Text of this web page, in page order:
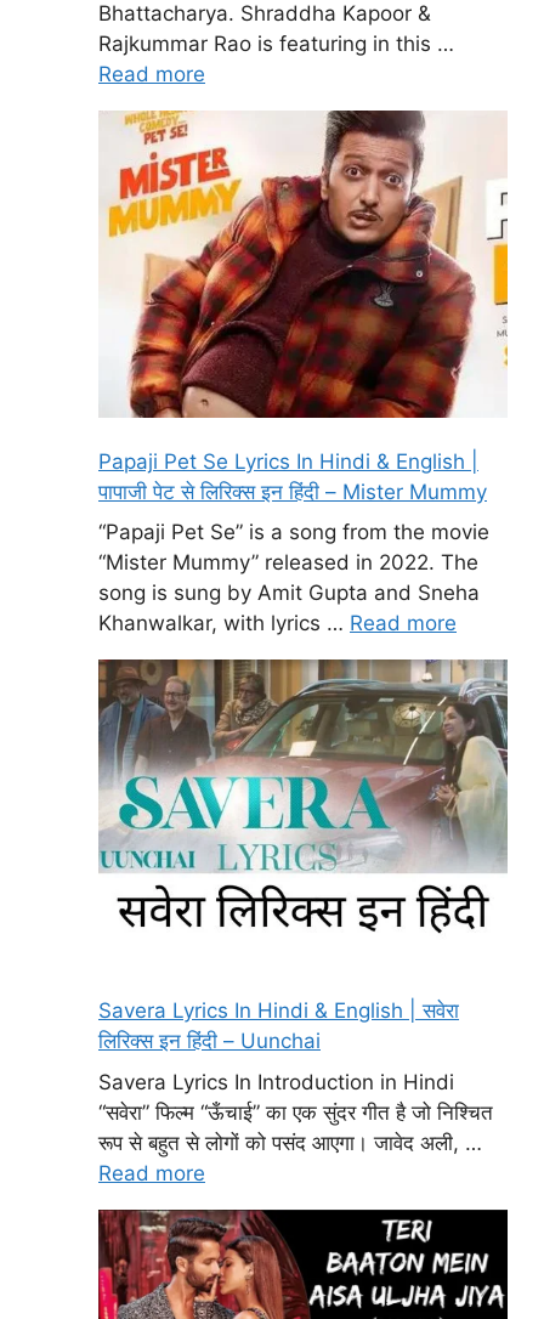
Bhattacharya. Shraddha Kapoor &
Rajkummar Rao is featuring in this …
Read more
Papaji Pet Se Lyrics In Hindi & English |
पापाजी पेट से लिरिक्स इन हिंदी – Mister Mummy
“Papaji Pet Se” is a song from the movie
“Mister Mummy” released in 2022. The
song is sung by Amit Gupta and Sneha
Khanwalkar, with lyrics … Read more
Savera Lyrics In Hindi & English | सवेरा
लिरिक्स इन हिंदी – Uunchai
Savera Lyrics In Introduction in Hindi
“सवेरा” फिल्म “ऊँचाई” का एक सुंदर गीत है जो निश्चित
रूप से बहुत से लोगों को पसंद आएगा। जावेद अली, …
Read more